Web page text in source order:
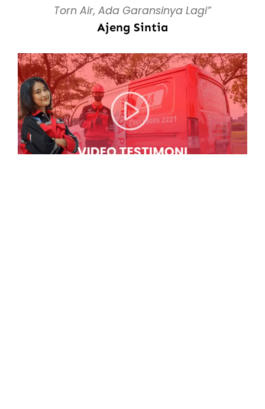
Torn Air, Ada Garansinya Lagi”
Ajeng Sintia